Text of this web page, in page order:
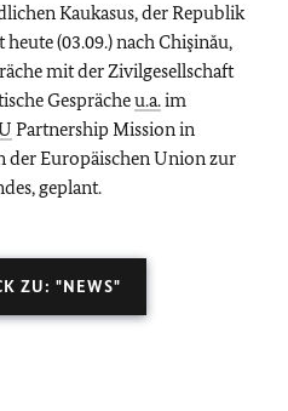
Kaukasus, der Republik
(03.09.) nach Chişinău,
mit der Zivilgesellschaft
Gesprächeu.a.im
Partnership Mission in
der Europäischen Union zur
geplant.
ZU: "NEWS"